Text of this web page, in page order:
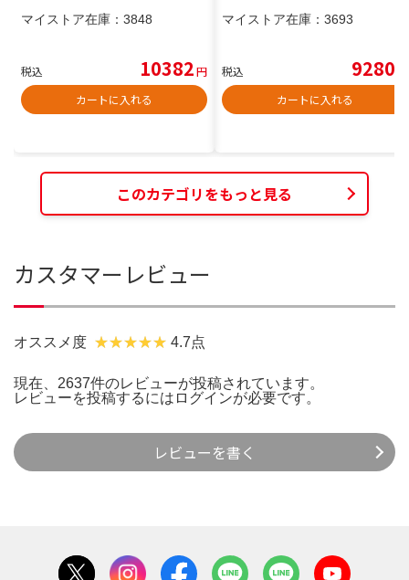
マイストア在庫： 3848
税込 10382円
カートに入れる
マイストア在庫： 3693
税込 9280
カートに入れる
このカテゴリをもっと見る
カスタマーレビュー
オススメ度 4.7点
現在、2637件のレビューが投稿されています。
レビューを投稿するには ログインが必要です。
レビューを書く